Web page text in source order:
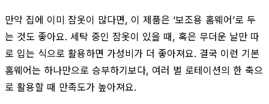
만약 집에 이미 잠옷이 많다면, 이 제품은 ‘보조용 홈웨어’로 두
는 것도 좋아요. 세탁 중인 잠옷이 있을 때, 혹은 무더운 날만 따
로 입는 식으로 활용하면 가성비가 더 좋아져요. 결국 이런 기본
홈웨어는 하나만으로 승부하기보다, 여러 벌 로테이션의 한 축으
로 활용할 때 만족도가 높아져요.